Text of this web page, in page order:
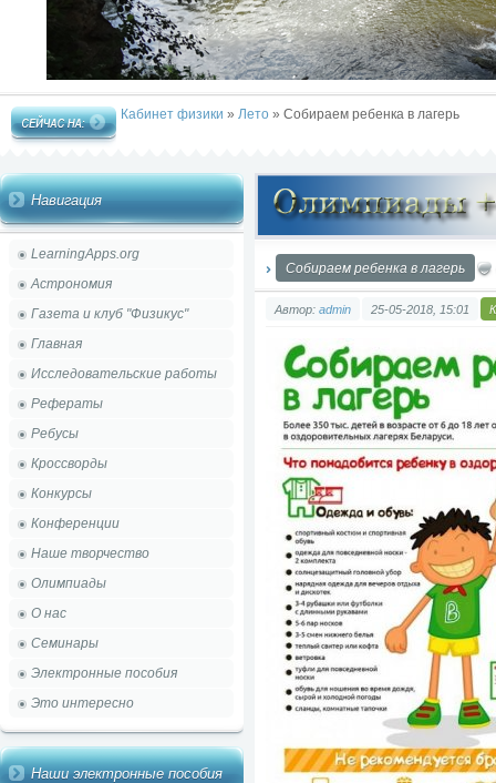
Кабинет физики » Лето » Собираем ребенка в лагерь
Навигация
LearningApps.org
Астрономия
Газета и клуб "Физикус"
Главная
Исследовательские работы
Рефераты
Ребусы
Кроссворды
Конкурсы
Конференции
Наше творчество
Олимпиады
О нас
Семинары
Электронные пособия
Это интересно
Наши электронные пособия
Собираем ребенка в лагерь
Автор: admin 25-05-2018, 15:01